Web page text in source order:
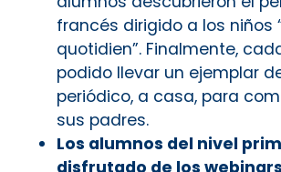
francés dirigido a los niños
quotidien”. Finalmente,
podido llevar un ejemplar
periódico, a casa, para
sus padres.
Los alumnos del nivel
disfrutado de los webinars